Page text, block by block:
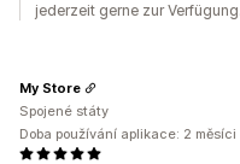
jederzeit gerne zur
My Store
Spojené státy
Doba používání aplikace: 2 měsíci